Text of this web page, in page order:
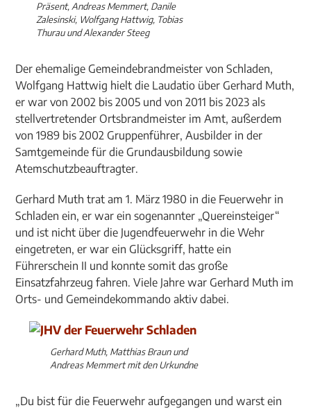
Präsent, Andreas Memmert, Danile
Zalesinski, Wolfgang Hattwig, Tobias
Thurau und Alexander Steeg
Der ehemalige Gemeindebrandmeister von Schladen,
Wolfgang Hattwig hielt die Laudatio über Gerhard Muth,
er war von 2002 bis 2005 und von 2011 bis 2023 als
stellvertretender Ortsbrandmeister im Amt, außerdem
von 1989 bis 2002 Gruppenführer, Ausbilder in der
Samtgemeinde für die Grundausbildung sowie
Atemschutzbeauftragter.
Gerhard Muth trat am 1. März 1980 in die Feuerwehr in
Schladen ein, er war ein sogenannter „Quereinsteiger“
und ist nicht über die Jugendfeuerwehr in die Wehr
eingetreten, er war ein Glücksgriff, hatte ein
Führerschein II und konnte somit das große
Einsatzfahrzeug fahren. Viele Jahre war Gerhard Muth im
Orts- und Gemeindekommando aktiv dabei.
Gerhard Muth, Matthias Braun und
Andreas Memmert mit den Urkundne
„Du bist für die Feuerwehr aufgegangen und warst ein